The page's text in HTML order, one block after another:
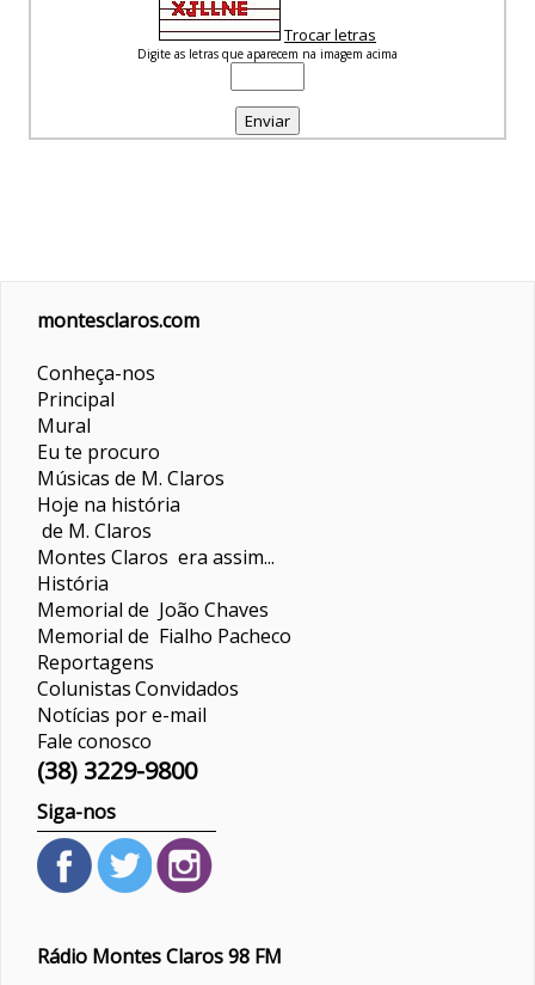
Trocar letras
Digite as letras que aparecem na imagem acima
montesclaros.com
Conheça-nos
Principal
Mural
Eu te procuro
Músicas de M. Claros
Hoje na história
de M. Claros
Montes Claros era assim...
História
Memorial de João Chaves
Memorial de Fialho Pacheco
Reportagens
ColunistasConvidados
Notícias por e-mail
Fale conosco
(38) 3229-9800
Siga-nos
Rádio Montes Claros 98 FM